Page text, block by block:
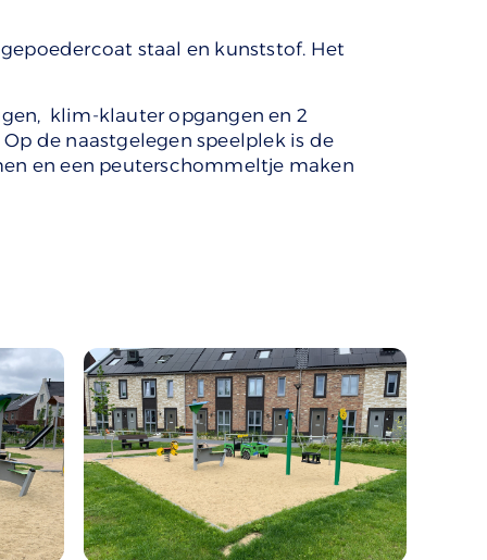
staal en kunststof. Het
klim-klauter opgangen en 2
de naastgelegen speelplek is de
en een peuterschommeltje maken